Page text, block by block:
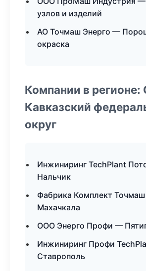
узлов и изделий
АО Точмаш Энерго —
окраска
Компании в регионе:
Кавказский
округ
Инжиниринг TechPlant
Нальчик
Фабрика Комплект
Махачкала
ООО Энерго Профи —
Инжиниринг Профи
Ставрополь